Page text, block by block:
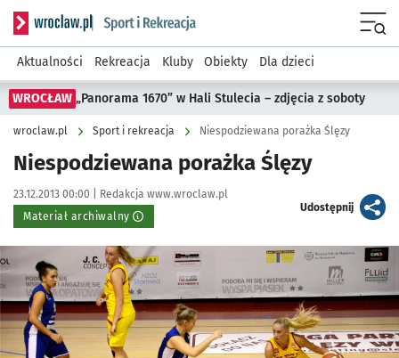
Serwis informacyjny wroclaw.pl podserwis: Sport i rekreacja
Aktualności Rekreacja Kluby Obiekty Dla dzieci
WROCŁAW „Panorama 1670” w Hali Stulecia – zdjęcia z soboty
wroclaw.pl Sport i rekreacja Niespodziewana porażka Ślęzy
Niespodziewana porażka Ślęzy
Data publikacji:
23.12.2013 00:00 | Autor:
Redakcja www.wroclaw.pl
Materiał archiwalny
Udostępnijartykuł
Kliknij, aby powiększyć